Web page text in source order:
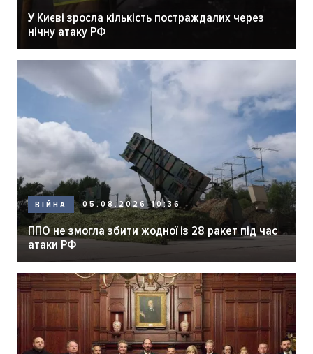
У Києві зросла кількість постраждалих через
нічну атаку РФ
ВІЙНА 05.08.2026 10:36
ППО не змогла збити жодної із 28 ракет під час
атаки РФ